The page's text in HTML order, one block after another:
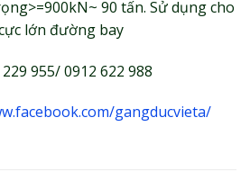
90 tấn. Sử dụng cho
lớn đường bay
955/ 0912 622 988
gangducvieta/